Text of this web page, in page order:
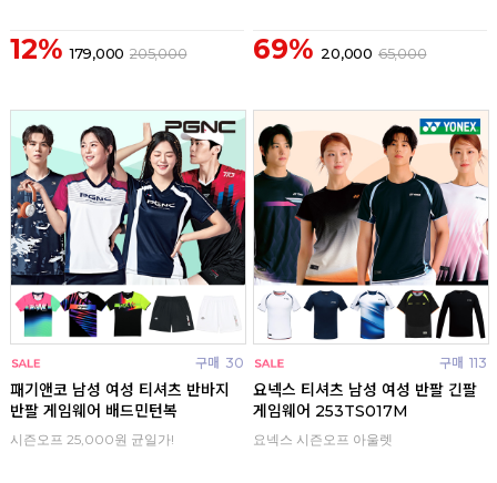
12% 179,000 205,000 69% 20,000 65,000
구매 30
패기앤코 남성 여성 티셔츠 반바지
반팔 게임웨어 배드민턴복
시즌오프 25,000원 균일가!
구매 113
요넥스 티셔츠 남성 여성 반팔 긴팔
게임웨어 253TS017M
요넥스 시즌오프 아울렛